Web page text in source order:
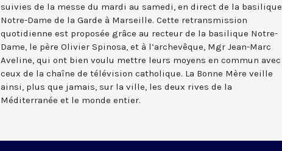
suivies de la messe du mardi au samedi, en direct de la basilique
Notre-Dame de la Garde à Marseille. Cette retransmission
quotidienne est proposée grâce au recteur de la basilique Notre-
Dame, le père Olivier Spinosa, et à l’archevêque, Mgr Jean-Marc
Aveline, qui ont bien voulu mettre leurs moyens en commun avec
ceux de la chaîne de télévision catholique. La Bonne Mère veille
ainsi, plus que jamais, sur la ville, les deux rives de la
Méditerranée et le monde entier.